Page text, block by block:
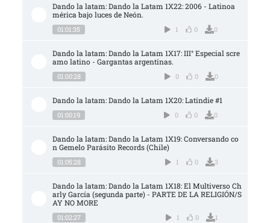
Dando la latam: Dando la Latam 1X22: 2006 - Latinoa
mérica bajo luces de Neón.
01:01:35 1 0 0
Dando la latam: Dando la Latam 1X17: III° Especial scre
amo latino - Gargantas argentinas.
01:00:28 0 0 0
Dando la latam: Dando la Latam 1X20: Latindie #1
01:00:19 0 0 0
Dando la latam: Dando la Latam 1X19: Conversando co
n Gemelo Parásito Records (Chile)
01:05:28 1 0 3
Dando la latam: Dando la Latam 1X18: El Multiverso Ch
arly García (segunda parte) - PARTE DE LA RELIGIÓN/S
AY NO MORE
01:02:27 1 0 1